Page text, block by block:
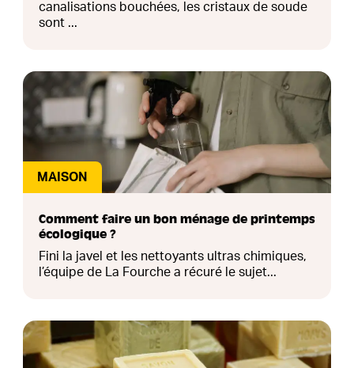
canalisations bouchées, les cristaux de soude
sont ...
MAISON
Comment faire un bon ménage de printemps
écologique ?
Fini la javel et les nettoyants ultras chimiques,
l’équipe de La Fourche a récuré le sujet...